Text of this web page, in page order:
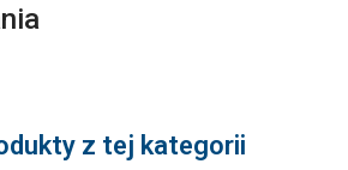
z tej kategorii